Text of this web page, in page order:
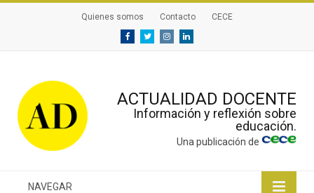
Quienes somos Contacto CECE
FacebookTwitterInstagramLinkedin
ACTUALIDAD DOCENTE
Información y reflexión sobre
educación.
Una publicación de
NAVEGAR